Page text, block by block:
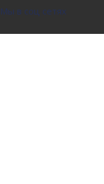
Мы в соц сетях